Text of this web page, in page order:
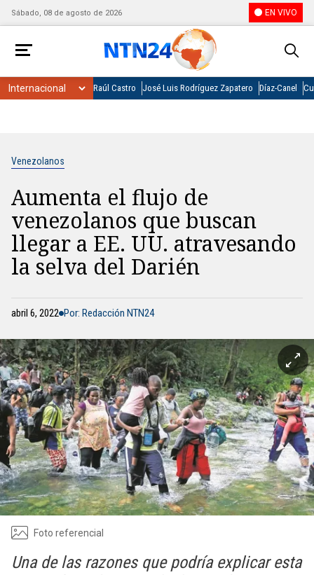
Sábado, 08 de agosto de 2026 EN VIVO
Raúl Castro José Luis Rodríguez Zapatero Díaz-Canel
Venezolanos
Aumenta el flujo de
venezolanos que buscan
llegar a EE. UU. atravesando
la selva del Darién
abril 6, 2022 Por: Redacción NTN24
Foto referencial
Una de las razones que podría explicar esta